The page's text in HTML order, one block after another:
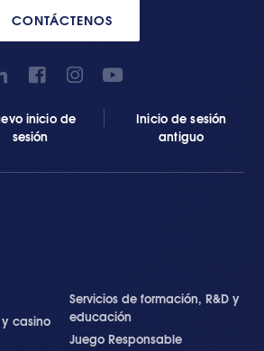
CONTÁCTENOS
inicio de
sesión
Inicio de sesión
antiguo
casino
Servicios de formación, R&D y
educación
Juego Responsable